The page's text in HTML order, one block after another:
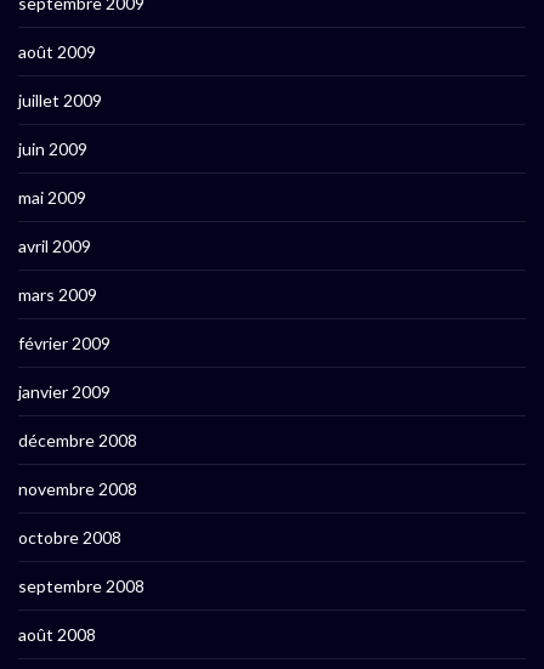
août 2009
juillet 2009
juin 2009
mai 2009
avril 2009
mars 2009
février 2009
janvier 2009
décembre 2008
novembre 2008
octobre 2008
septembre 2008
août 2008